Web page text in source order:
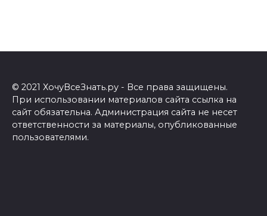
© 2021 ХочуВсеЗнать.ру - Все права защищены.
При использовании материалов сайта ссылка на
сайт обязательна. Администрация сайта не несет
ответственности за материалы, опубликованные
пользователями.